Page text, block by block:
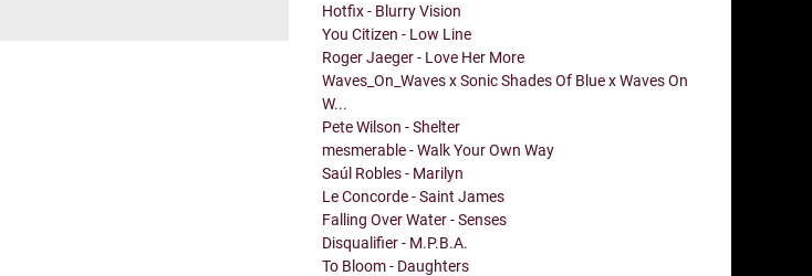
Hotfix - Blurry Vision
You Citizen - Low Line
Roger Jaeger - Love Her More
Waves_On_Waves x Sonic Shades Of Blue x Waves On
W...
Pete Wilson - Shelter
mesmerable - Walk Your Own Way
Saúl Robles - Marilyn
Le Concorde - Saint James
Falling Over Water - Senses
Disqualifier - M.P.B.A.
To Bloom - Daughters